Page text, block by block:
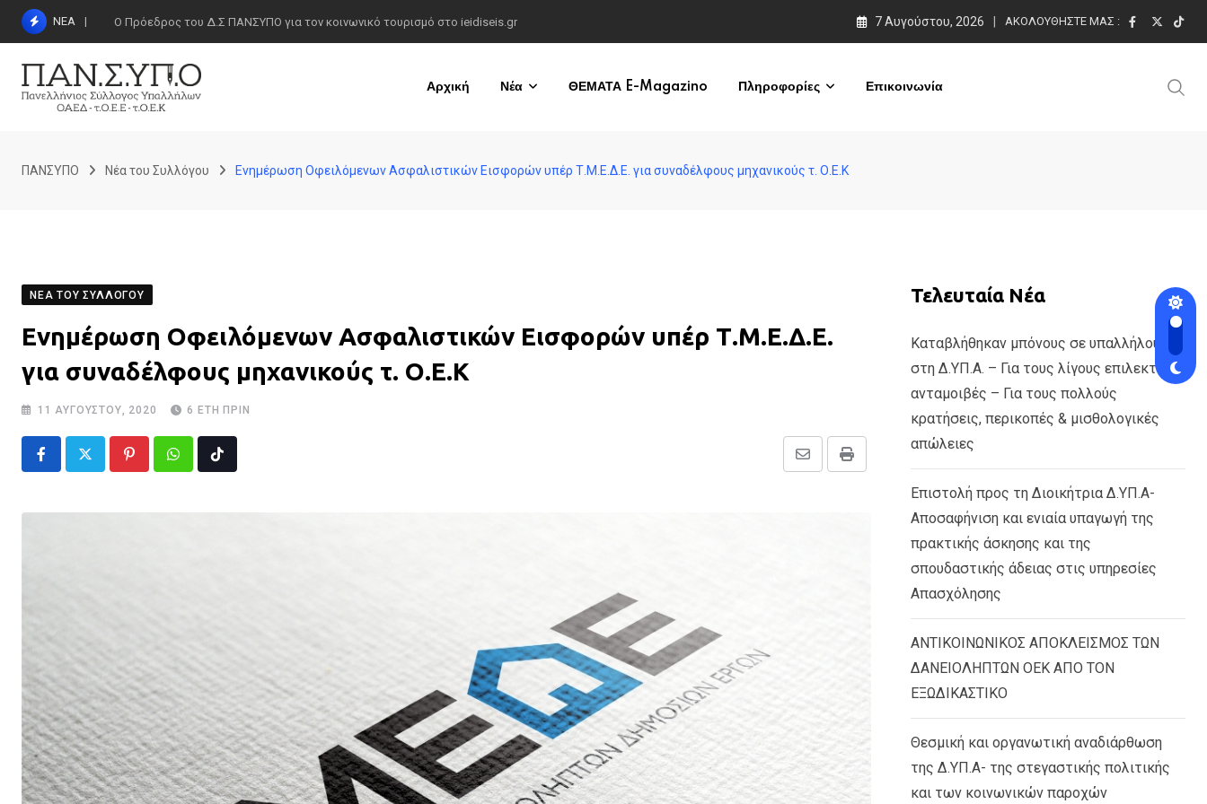
Skip
content
ΝΕΑ Ο Πρόεδρος του Δ.Σ ΠΑΝΣΥΠΟ για τον κοινωνικό τουρισμό στο ieidiseis.gr 7 Αυγούστου, 2026 ΑΚΟΛΟΥΘΉΣΤΕ ΜΑΣ :
Αρχική Νέα ΘΕΜΑΤΑ E-Magazino Πληροφορίες Επικοινωνία
ΠΑΝΣΥΠΟ Νέα του Συλλόγου Ενημέρωση Οφειλόμενων Ασφαλιστικών Εισφορών υπέρ Τ.Μ.Ε.Δ.Ε. για συναδέλφους μηχανικούς τ. Ο.Ε.Κ
ΝΈΑ ΤΟΥ ΣΥΛΛΌΓΟΥ
Ενημέρωση Οφειλόμενων Ασφαλιστικών Εισφορών υπέρ Τ.Μ.Ε.Δ.Ε.
για συναδέλφους μηχανικούς τ. Ο.Ε.Κ
11 ΑΥΓΟΎΣΤΟΥ, 2020 6 ΈΤΗ ΠΡΙΝ
PinterestWhatsapp Print
Share
Tiktok
Τελευταία Νέα
Καταβλήθηκαν μπόνους σε υπαλλήλους
στη Δ.ΥΠ.Α. – Για τους λίγους επιλεκτικές
ανταμοιβές – Για τους πολλούς
κρατήσεις, περικοπές & μισθολογικές
απώλειες
Επιστολή προς τη Διοικήτρια Δ.ΥΠ.Α-
Αποσαφήνιση και ενιαία υπαγωγή της
πρακτικής άσκησης και της
σπουδαστικής άδειας στις υπηρεσίες
Απασχόλησης
ΑΝΤΙΚΟΙΝΩΝΙΚΟΣ ΑΠΟΚΛΕΙΣΜΟΣ ΤΩΝ
ΔΑΝΕΙΟΛΗΠΤΩΝ ΟΕΚ ΑΠΟ ΤΟΝ
ΕΞΩΔΙΚΑΣΤΙΚΟ
Θεσμική και οργανωτική αναδιάρθωση
της Δ.ΥΠ.Α- της στεγαστικής πολιτικής
και των κοινωνικών παροχών